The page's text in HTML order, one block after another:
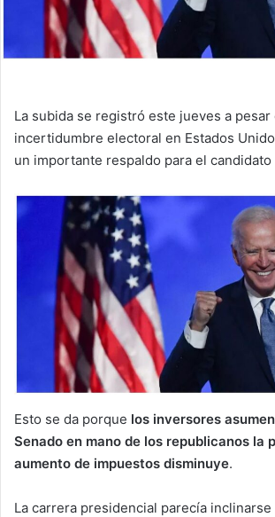
La subida se registró este jueves a pesar
incertidumbre electoral en Estados
un importante respaldo para el candidato
Esto se da porque los inversores
Senado en mano de los republicanos la
aumento de impuestos disminuye.
La carrera presidencial parecía inclinarse